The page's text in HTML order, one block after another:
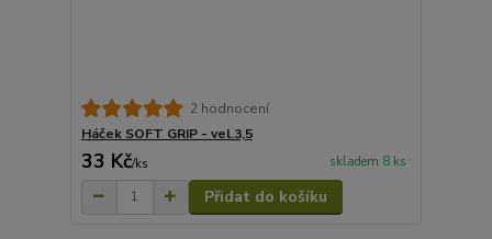
2 hodnocení
Háček SOFT GRIP - vel.3,5
33 Kč/ks skladem 8 ks
Přidat do košíku